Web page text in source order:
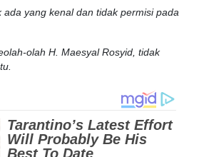
ada yang kenal dan tidak permisi pada
olah H. Maesyal Rosyid, tidak